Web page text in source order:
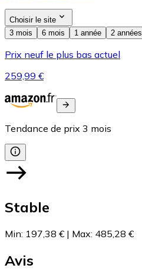
Choisir le site
3 mois
6 mois 1 année 2 années
Prix neuf le plus bas actuel
259,99 €
Tendance de prix 3 mois
Stable
Min: 197,38 € | Max: 485,28 €
Avis